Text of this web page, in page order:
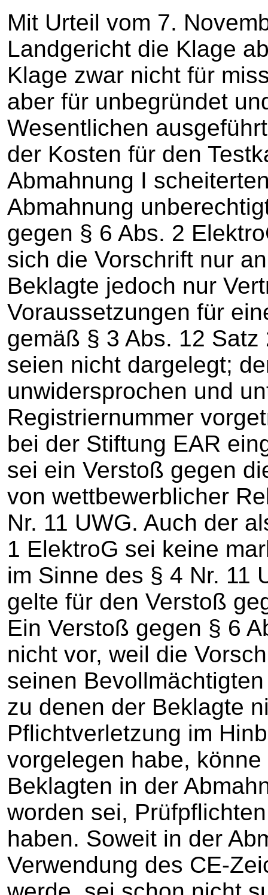
Mit Urteil vom 7.
Landgericht die Klage
Klage zwar nicht für
aber für unbegründet
Wesentlichen
der Kosten für den
Abmahnung I
Abmahnung
gegen § 6 Abs. 2
sich die Vorschrift nur
Beklagte jedoch nur
Voraussetzungen für
gemäß § 3 Abs. 12
seien nicht dargelegt;
unwidersprochen und
Registriernummer
bei der Stiftung EAR
sei ein Verstoß gegen
von wettbewerblicher
Nr. 11 UWG. Auch der
1 ElektroG sei keine
im Sinne des § 4 Nr. 11
gelte für den Verstoß
Ein Verstoß gegen § 6
nicht vor, weil die
seinen
zu denen der Beklagte
Pflichtverletzung im
vorgelegen habe,
Beklagten in der
worden sei,
haben. Soweit in der
Verwendung des CE-